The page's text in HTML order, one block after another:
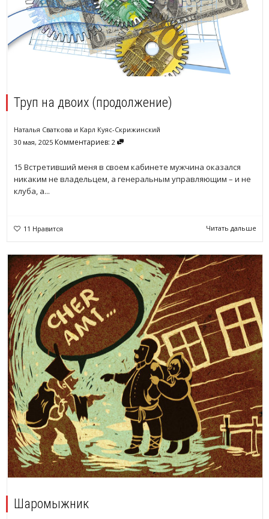
Труп на двоих (продолжение)
Наталья Сваткова и Карл Куяс-Скрижинский
30 мая, 2025 Комментариев: 2
15 Встретивший меня в своем кабинете мужчина оказался
никаким не владельцем, а генеральным управляющим – и не
клуба, а...
11 Нравится Читать дальше
Шаромыжник